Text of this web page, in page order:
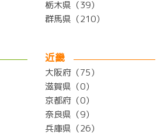
栃木県（39）
群馬県（210）
近畿
大阪府（75）
滋賀県（0）
京都府（0）
奈良県（9）
兵庫県（26）